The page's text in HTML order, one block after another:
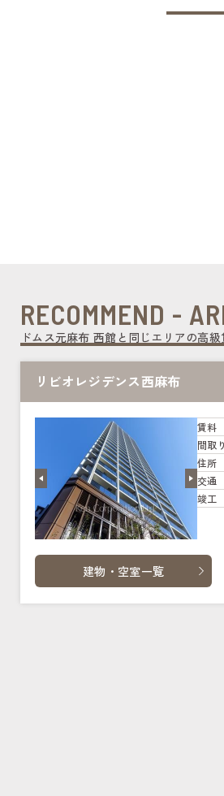
RECOMMEND -
ドムス元麻布 西館と同じエリアの高
リビオレジデンス西麻布
賃料
間取り
住所
交通
竣工
建物・空室一覧